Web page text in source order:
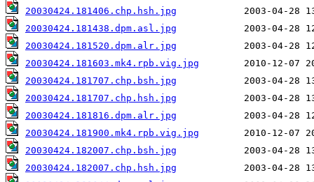
20030424.181406.chp.hsh.jpg
20030424.181438.dpm.asl.jpg
20030424.181520.dpm.alr.jpg
20030424.181603.mk4.rpb.vig.jpg
20030424.181707.chp.bsh.jpg
20030424.181707.chp.hsh.jpg
20030424.181816.dpm.alr.jpg
20030424.181900.mk4.rpb.vig.jpg
20030424.182007.chp.bsh.jpg
20030424.182007.chp.hsh.jpg